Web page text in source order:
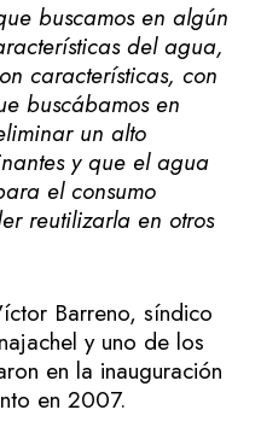
buscamos en algún
del agua,
características, con
buscábamos en
un alto
y que el agua
el consumo
reutilizarla en otros
Barreno, síndico
y uno de los
en la inauguración
en 2007.